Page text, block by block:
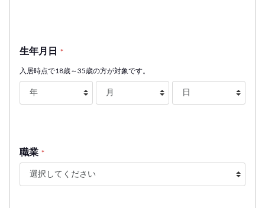
生年月日 *
入居時点で18歳～35歳の方が対象です。
職業 *